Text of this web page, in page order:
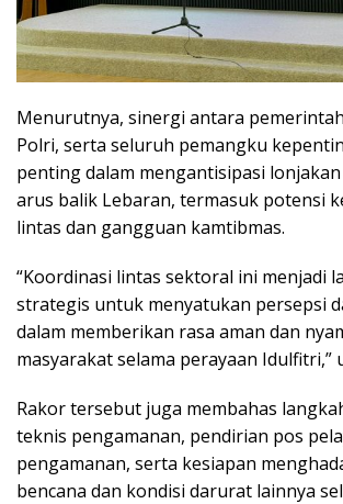
Menurutnya, sinergi antara
Polri, serta seluruh pemangku
penting dalam mengantisipasi
arus balik Lebaran, termasuk potensi
lintas dan gangguan kamtibmas.
“Koordinasi lintas sektoral ini menjadi
strategis untuk menyatukan persepsi
dalam memberikan rasa aman dan
masyarakat selama perayaan Idulfitri,”
Rakor tersebut juga membahas
teknis pengamanan, pendirian pos
pengamanan, serta kesiapan
bencana dan kondisi darurat lainnya